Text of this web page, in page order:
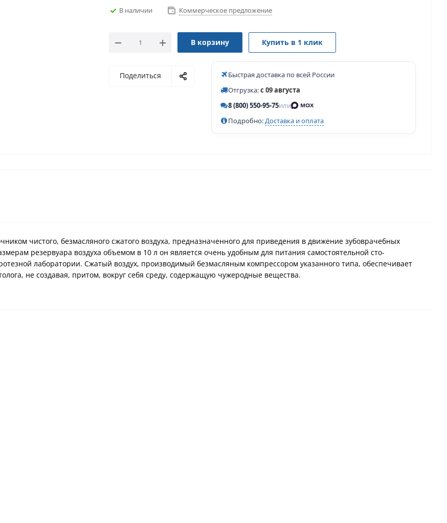
В наличии Коммерческое предложение
В корзину Купить в 1 клик
Поделиться
Быстрая доставка по всей России
Отгрузка:с 09 августа
8 (800) 550-95-75или
Подробно:Доставка и оплата
чистого, безмасляного сжатого воздуха, предназначенного для приведения в движение зубоврачебных
резервуара воздуха объемом в 10 л он является очень удобным для питания самостоятельной сто-
лаборатории. Сжатый воздух, производимый безмасляным компрессором указанного типа, обеспечивает
не создавая, притом, вокруг себя среду, содержащую чужеродные вещества.